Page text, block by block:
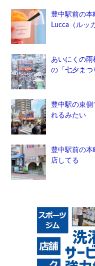
豊中駅前の本
Lucca（ルッ
あいにくの
の「七夕ま
豊中駅の東
れるみたい
豊中駅前の
店してる